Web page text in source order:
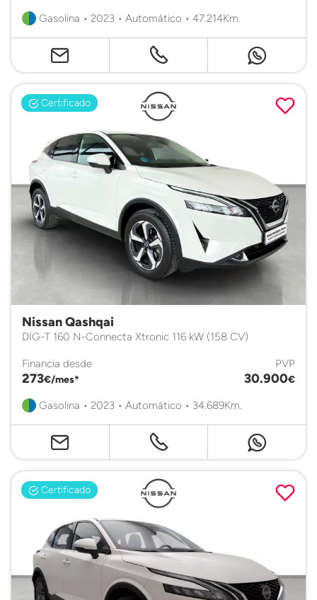
Gasolina • 2023 • Automático • 47.214Km.
Certificado
Nissan Qashqai
DIG-T 160 N-Connecta Xtronic 116 kW (158 CV)
Financia desde
273€/mes*
PVP
30.900€
Gasolina • 2023 • Automático • 34.689Km.
Certificado